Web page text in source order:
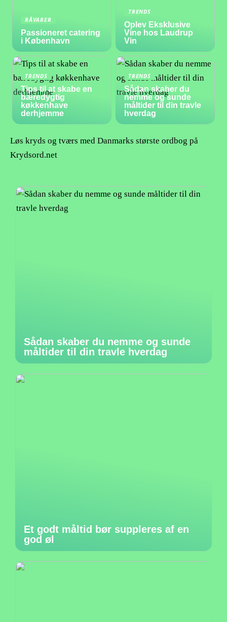
RÅVARER
Passioneret catering
i København
TRENDS
Oplev Eksklusive
Vine hos Laudrup
Vin
TRENDS
Tips til at skabe en
bæredygtig
køkkenhave
derhjemme
TRENDS
Sådan skaber du
nemme og sunde
måltider til din travle
hverdag
Løs kryds og tværs med Danmarks største ordbog på
Krydsord.net
Sådan skaber du nemme og sunde
måltider til din travle hverdag
Et godt måltid bør suppleres af en
god øl